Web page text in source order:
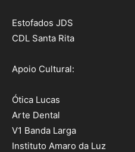
Estofados JDS
CDL Santa Rita
Apoio Cultural:
Ótica Lucas
Arte Dental
V1 Banda Larga
Instituto Amaro da Luz